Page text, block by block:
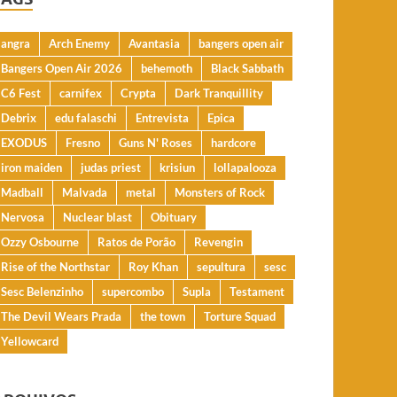
angra Arch Enemy Avantasia
bangers open air
Bangers Open Air 2026
behemoth
Black Sabbath
C6 Fest
carnifex Crypta
Dark Tranquillity
Debrix
edu falaschi Entrevista
Epica
EXODUS
Fresno Guns N' Roses
hardcore
iron maiden
judas priest krisiun
lollapalooza
Madball
Malvada metal
Monsters of Rock
Nervosa
Nuclear blast
Obituary
Ozzy Osbourne
Ratos de Porão
Revengin
Rise of the Northstar
Roy Khan sepultura
sesc
Sesc Belenzinho
supercombo Supla
Testament
The Devil Wears Prada
the town
Torture Squad
Yellowcard